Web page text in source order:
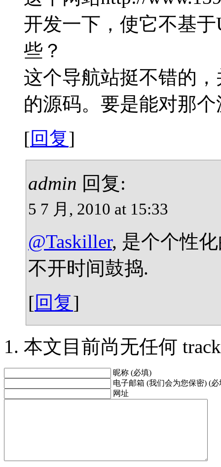
开发一下，使它不基
些？
这个导航站挺不错的
的源码。要是能对那
[回复]
admin 回复:
5 7 月, 2010 at 15:33
@Taskiller, 是个个性
不开时间鼓捣.
[回复]
本文目前尚无任何
昵称 (必填)
电子邮箱 (我们会为您保密) (必
网址